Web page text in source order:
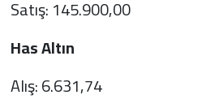
Satış: 145.900,00
Has Altın
Alış: 6.631,74